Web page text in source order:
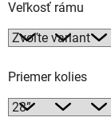
Veľkosť rámu
Priemer kolies